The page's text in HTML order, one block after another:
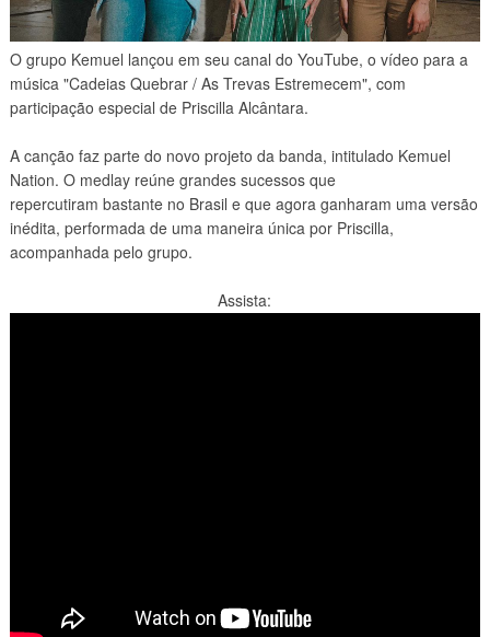
Ogrupo Kemuel lançou em seu canal do YouTube, o vídeo para a
música "Cadeias Quebrar / As Trevas Estremecem", com
participação especial de Priscilla Alcântara.
A canção faz parte do novo projeto da banda, intitulado Kemuel
Nation. O medlay reúne grandes sucessos que
repercutiram bastante no Brasil e que agora ganharam uma versão
inédita, performada de uma maneira única por Priscilla,
acompanhada pelo grupo.
Assista: